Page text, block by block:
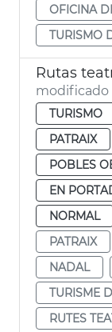
OFICINA
TURISMO
Rutas
modificado
TURISMO
PATRAIX
POBLES
EN
NORMAL
PATRAIX
NADAL
TURISME
RUTES